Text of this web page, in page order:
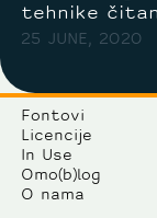
tehnike
25 JUNE, 2020
Fontovi
Licencije
In Use
Omo(b)log
O nama